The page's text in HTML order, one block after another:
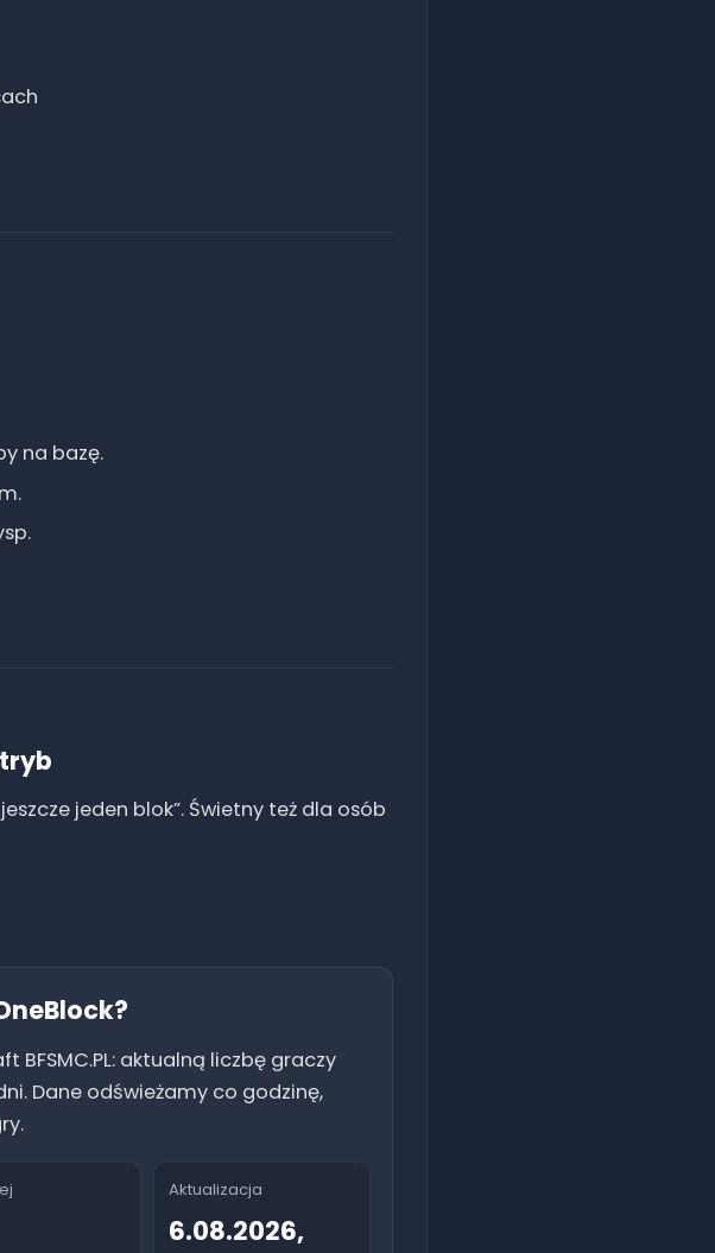
na bazę.
jeden blok”. Świetny też dla osób
?
BFSMC.PL: aktualną liczbę graczy
Dane odświeżamy co godzinę,
Aktualizacja
6.08.2026,